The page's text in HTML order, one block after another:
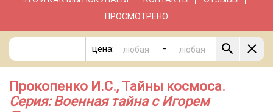
ПРОСМОТРЕНО
цена: -
Прокопенко И.С., Тайны космоса.
Серия: Военная тайна с Игорем